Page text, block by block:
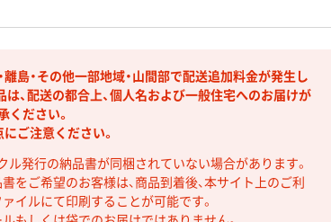
離島・その他一部地域・山間部で配送追加料金が発生し
、配送の都合上、個人名および一般住宅へのお届けが
ください。
ご注意ください。
ル発行の納品書が同梱されていない場合があります。
をご希望のお客様は、商品到着後、本サイト上のご利
イルにて印刷することが可能です。